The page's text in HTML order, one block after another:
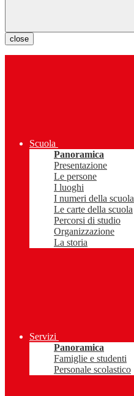
close
Scuola
Panoramica
Presentazione
Le persone
I luoghi
I numeri della scuola
Le carte della scuola
Percorsi di studio
Organizzazione
La storia
Servizi
Panoramica
Famiglie e studenti
Personale scolastico